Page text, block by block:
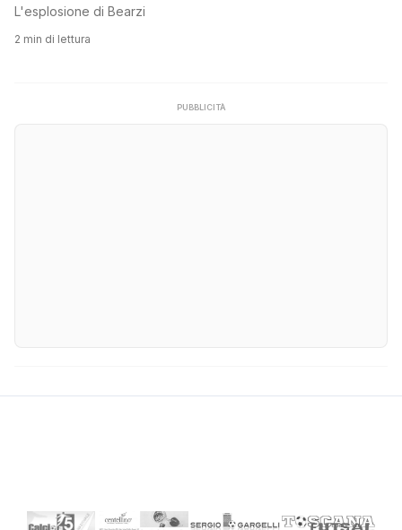
L'esplosione di Bearzi
2 min di lettura
PUBBLICITÀ